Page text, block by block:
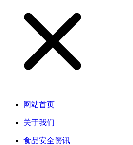
网站首页
关于我们
食品安全资讯